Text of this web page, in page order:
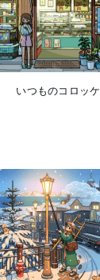
いつものコロッケ